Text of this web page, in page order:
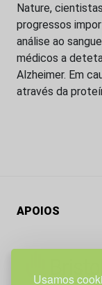
Usamos
Nature,
progressos
análise ao
médicos a
Alzheimer. Em
através da
APOIOS